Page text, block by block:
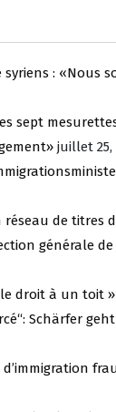
syriens : «Nous
sept
juillet 25,
de titres
générale de
droit à un toit »
Schärfer